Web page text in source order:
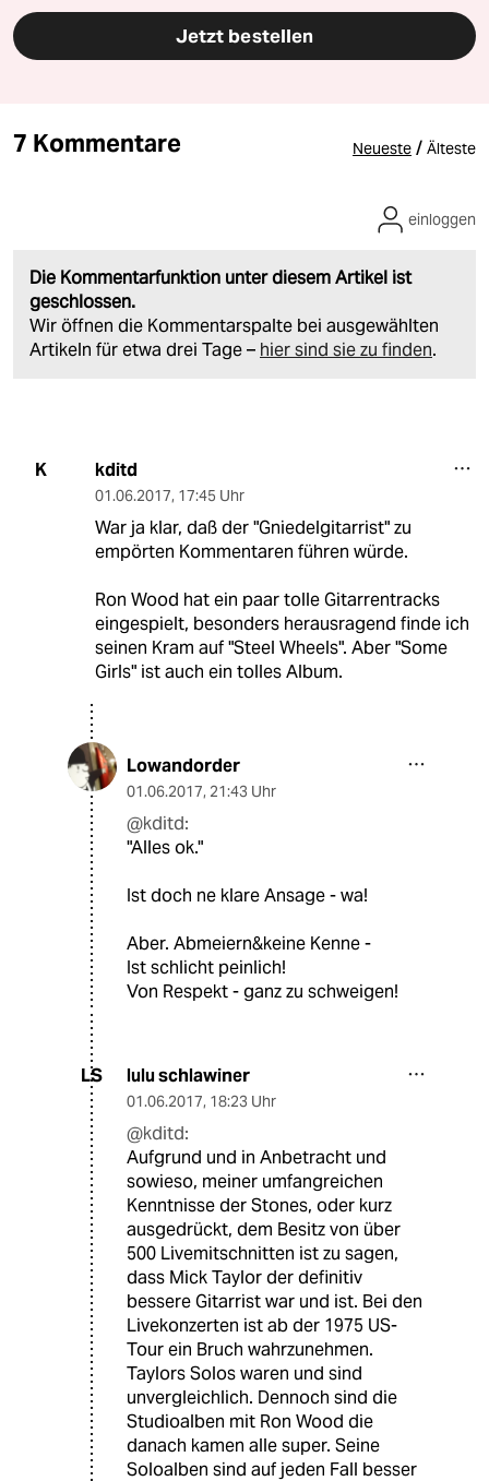
Jetzt bestellen
7 Kommentare Neueste / Älteste
Die Kommentarfunktion unter diesem Artikel ist
geschlossen.
Wir öffnen die Kommentarspalte bei ausgewählten
Artikeln für etwa drei Tage – hier sind sie zu finden.
einloggen
K kditd
01.06.2017, 17:45 Uhr
War ja klar, daß der "Gniedelgitarrist" zu
empörten Kommentaren führen würde.
Ron Wood hat ein paar tolle Gitarrentracks
eingespielt, besonders herausragend finde ich
seinen Kram auf "Steel Wheels". Aber "Some
Girls" ist auch ein tolles Album.
Lowandorder
01.06.2017, 21:43 Uhr
@kditd:
"Alles ok."
Ist doch ne klare Ansage - wa!
Aber. Abmeiern&keine Kenne -
Ist schlicht peinlich!
Von Respekt - ganz zu schweigen!
LS lulu schlawiner
01.06.2017, 18:23 Uhr
@kditd:
Aufgrund und in Anbetracht und
sowieso, meiner umfangreichen
Kenntnisse der Stones, oder kurz
ausgedrückt, dem Besitz von über
500 Livemitschnitten ist zu sagen,
dass Mick Taylor der definitiv
bessere Gitarrist war und ist. Bei den
Livekonzerten ist ab der 1975 US-
Tour ein Bruch wahrzunehmen.
Taylors Solos waren und sind
unvergleichlich. Dennoch sind die
Studioalben mit Ron Wood die
danach kamen alle super. Seine
Soloalben sind auf jeden Fall besser